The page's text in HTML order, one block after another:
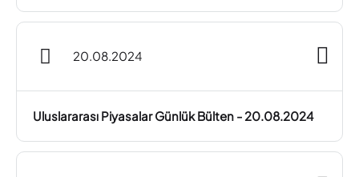
20.08.2024
Uluslararası Piyasalar Günlük Bülten - 20.08.2024